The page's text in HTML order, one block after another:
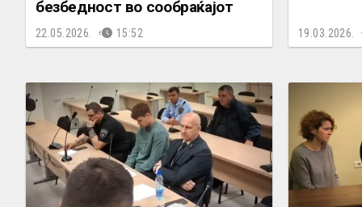
безбедност во сообраќајот
22.05.2026. 15:52 19.03.2026.